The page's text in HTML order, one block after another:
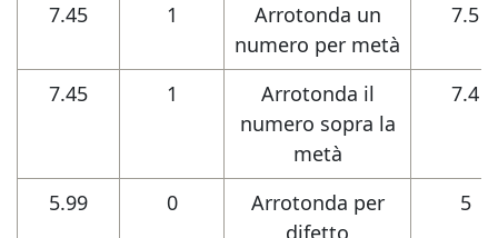
7.45
1
Arrotonda un
numero per metà
7.5
7.45 1
Arrotonda il
numero sopra la
metà
7.4
5.99 0
Arrotonda per
difetto
5